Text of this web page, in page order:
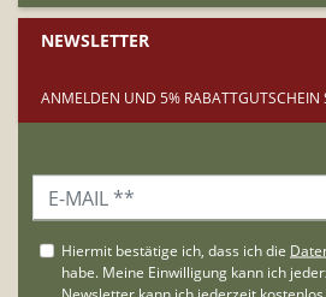
NEWSLETTER
ANMELDEN UND 5% RABATTGUTSCHEIN